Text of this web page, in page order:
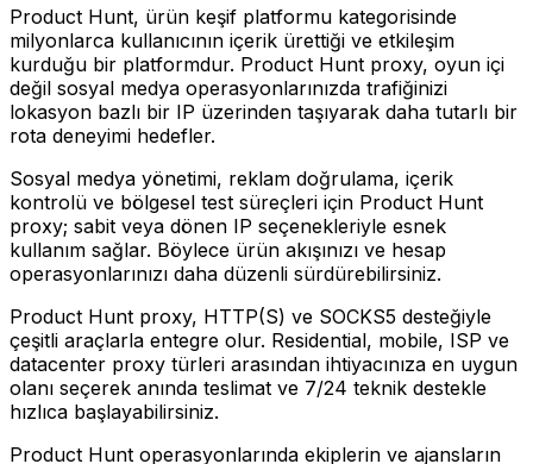
Product Hunt, ürün keşif platformu kategorisinde
milyonlarca kullanıcının içerik ürettiği ve etkileşim
kurduğu bir platformdur. Product Hunt proxy, oyun içi
değil sosyal medya operasyonlarınızda trafiğinizi
lokasyon bazlı bir IP üzerinden taşıyarak daha tutarlı bir
rota deneyimi hedefler.
Sosyal medya yönetimi, reklam doğrulama, içerik
kontrolü ve bölgesel test süreçleri için Product Hunt
proxy; sabit veya dönen IP seçenekleriyle esnek
kullanım sağlar. Böylece ürün akışınızı ve hesap
operasyonlarınızı daha düzenli sürdürebilirsiniz.
Product Hunt proxy, HTTP(S) ve SOCKS5 desteğiyle
çeşitli araçlarla entegre olur. Residential, mobile, ISP ve
datacenter proxy türleri arasından ihtiyacınıza en uygun
olanı seçerek anında teslimat ve 7/24 teknik destekle
hızlıca başlayabilirsiniz.
Product Hunt operasyonlarında ekiplerin ve ajansların